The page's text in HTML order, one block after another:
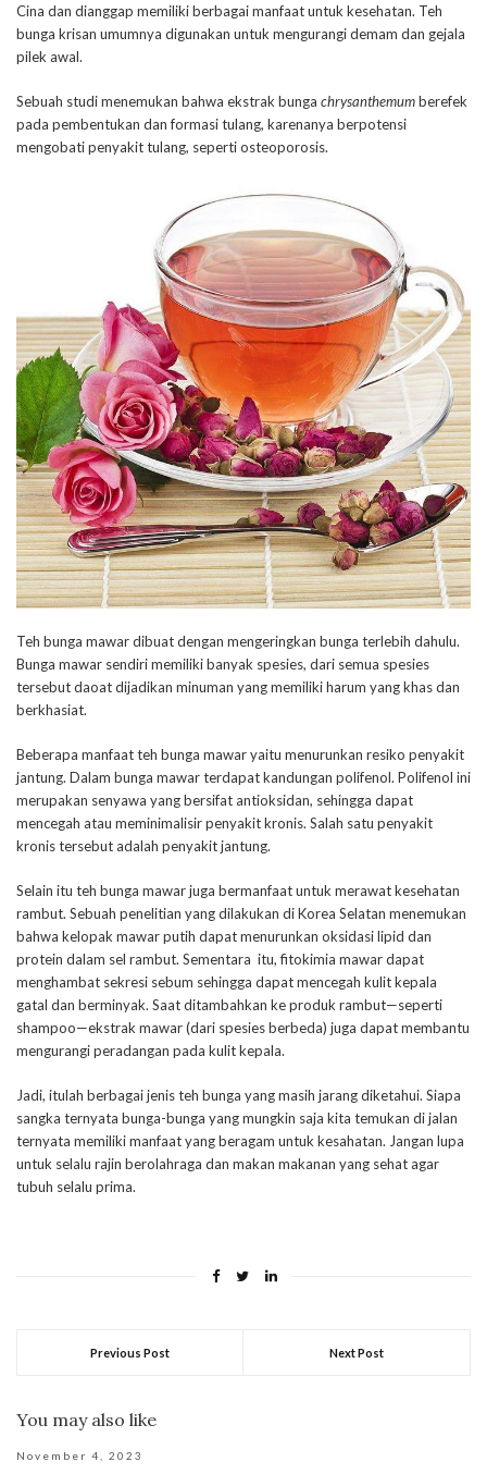
Cina dan dianggap memiliki berbagai manfaat untuk kesehatan. Teh
bunga krisan umumnya digunakan untuk mengurangi demam dan gejala
pilek awal.
Sebuah studi menemukan bahwa ekstrak bunga chrysanthemumberefek
pada pembentukan dan formasi tulang, karenanya berpotensi
mengobati penyakit tulang, seperti osteoporosis.
Teh bunga mawar dibuat dengan mengeringkan bunga terlebih dahulu.
Bunga mawar sendiri memiliki banyak spesies, dari semua spesies
tersebut daoat dijadikan minuman yang memiliki harum yang khas dan
berkhasiat.
Beberapa manfaat teh bunga mawar yaitu menurunkan resiko penyakit
jantung. Dalam bunga mawar terdapat kandungan polifenol. Polifenol ini
merupakan senyawa yang bersifat antioksidan, sehingga dapat
mencegah atau meminimalisir penyakit kronis. Salah satu penyakit
kronis tersebut adalah penyakit jantung.
Selain itu teh bunga mawar juga bermanfaat untuk merawat kesehatan
rambut. Sebuah penelitian yang dilakukan di Korea Selatan menemukan
bahwa kelopak mawar putih dapat menurunkan oksidasi lipid dan
protein dalam sel rambut. Sementara itu, fitokimia mawar dapat
menghambat sekresi sebum sehingga dapat mencegah kulit kepala
gatal dan berminyak. Saat ditambahkan ke produk rambut—seperti
shampoo—ekstrak mawar (dari spesies berbeda) juga dapat membantu
mengurangi peradangan pada kulit kepala.
Jadi, itulah berbagai jenis teh bunga yang masih jarang diketahui. Siapa
sangka ternyata bunga-bunga yang mungkin saja kita temukan di jalan
ternyata memiliki manfaat yang beragam untuk kesahatan. Jangan lupa
untuk selalu rajin berolahraga dan makan makanan yang sehat agar
tubuh selalu prima.
Previous Post Next Post
You may also like
November 4, 2023